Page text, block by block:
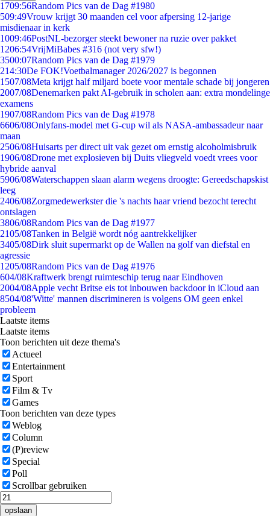
1709:56Random Pics van de Dag #1980
509:49Vrouw krijgt 30 maanden cel voor afpersing 12-jarige
misdienaar in kerk
1009:46PostNL-bezorger steekt bewoner na ruzie over pakket
1206:54VrijMiBabes #316 (not very sfw!)
3500:07Random Pics van de Dag #1979
214:30De FOK!Voetbalmanager 2026/2027 is begonnen
1507/08Meta krijgt half miljard boete voor mentale schade bij jongeren
2007/08Denemarken pakt AI-gebruik in scholen aan: extra mondelinge
examens
1907/08Random Pics van de Dag #1978
6606/08Onlyfans-model met G-cup wil als NASA-ambassadeur naar
maan
2506/08Huisarts per direct uit vak gezet om ernstig alcoholmisbruik
1906/08Drone met explosieven bij Duits vliegveld voedt vrees voor
hybride aanval
5906/08Waterschappen slaan alarm wegens droogte: Gereedschapskist
leeg
2406/08Zorgmedewerkster die 's nachts haar vriend bezocht terecht
ontslagen
3806/08Random Pics van de Dag #1977
2105/08Tanken in België wordt nóg aantrekkelijker
3405/08Dirk sluit supermarkt op de Wallen na golf van diefstal en
agressie
1205/08Random Pics van de Dag #1976
604/08Kraftwerk brengt ruimteschip terug naar Eindhoven
2004/08Apple vecht Britse eis tot inbouwen backdoor in iCloud aan
8504/08'Witte' mannen discrimineren is volgens OM geen enkel
probleem
Laatste items
Laatste items
Toon berichten uit deze thema's
Actueel
Entertainment
Sport
Film & Tv
Games
Toon berichten van deze types
Weblog
Column
(P)review
Special
Poll
Scrollbar gebruiken
opslaan